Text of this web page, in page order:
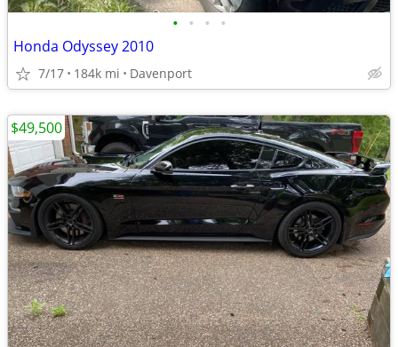
• • • •
Honda Odyssey 2010
7/17 184k mi Davenport
$49,500